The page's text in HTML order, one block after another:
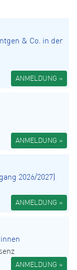
& Co. in der
ANMELDUNG »
ANMELDUNG »
2026/2027)
ANMELDUNG »
ANMELDUNG »